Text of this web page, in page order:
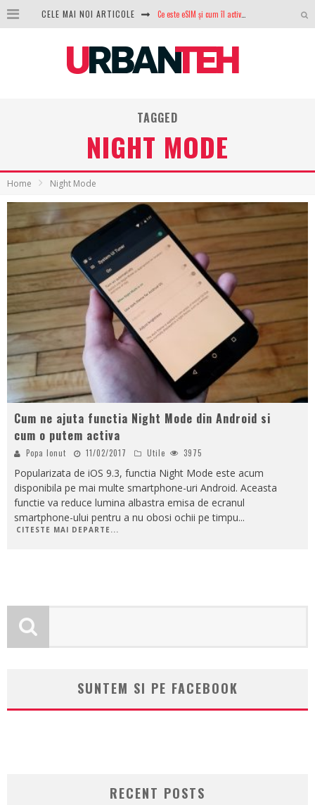
CELE MAI NOI ARTICOLE Ce este eSIM și cum îl activezi pe telefon? Ghid complet pentru Android și iPhone
TAGGED
NIGHT MODE
Home Night Mode
Cum ne ajuta functia Night Mode din Android si
cum o putem activa
Popa Ionut 11/02/2017 Utile 3975
Popularizata de iOS 9.3, functia Night Mode este acum
disponibila pe mai multe smartphone-uri Android. Aceasta
functie va reduce lumina albastra emisa de ecranul
smartphone-ului pentru a nu obosi ochii pe timpu...
CITESTE MAI DEPARTE...
SUNTEM SI PE FACEBOOK
RECENT POSTS